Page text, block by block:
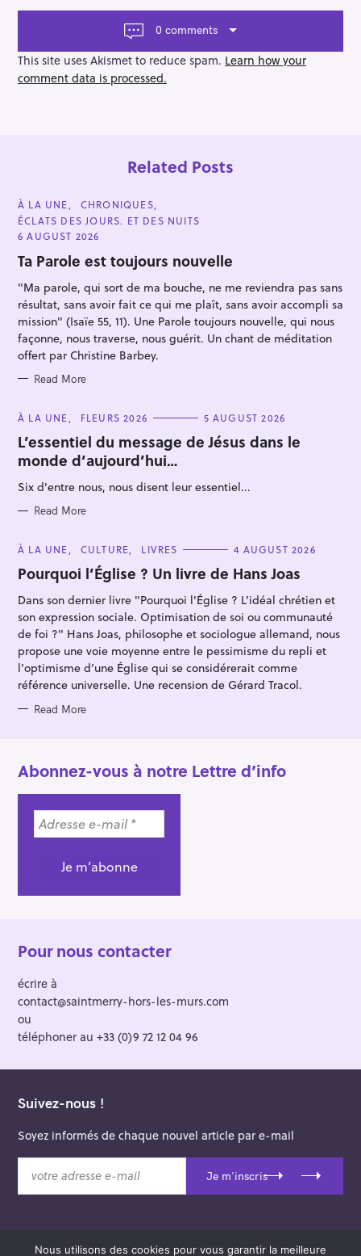
g
t
i
o
0 comments
This site uses Akismet to reduce spam. Learn how your
comment data is processed.
Related Posts
C
A
T
E
O
R
E
À LA UNE
CHRONIQUES
ÉCLATS DES JOURS. ET DES NUITS
6 AUGUST 2026
Ta Parole est toujours nouvelle
"Ma parole, qui sort de ma bouche, ne me reviendra pas sans
résultat, sans avoir fait ce qui me plaît, sans avoir accompli sa
mission" (Isaïe 55, 11). Une Parole toujours nouvelle, qui nous
façonne, nous traverse, nous guérit. Un chant de méditation
offert par Christine Barbey.
Read More
C
T
E
G
O
R
I
S
À LA UNE FLEURS 2026 5 AUGUST 2026
L’essentiel du message de Jésus dans le
monde d’aujourd’hui…
Six d'entre nous, nous disent leur essentiel...
Read More
C
T
E
O
I
E
S
À LA UNE CULTURE LIVRES 4 AUGUST 2026
Pourquoi l’Église ? Un livre de Hans Joas
Dans son dernier livre "Pourquoi l'Église ? L’idéal chrétien et
son expression sociale. Optimisation de soi ou communauté
de foi ?" Hans Joas, philosophe et sociologue allemand, nous
propose une voie moyenne entre le pessimisme du repli et
l’optimisme d’une Église qui se considérerait comme
référence universelle. Une recension de Gérard Tracol.
Read More
Abonnez-vous à notre Lettre d’info
Pour nous contacter
écrire à
contact@saintmerry-hors-les-murs.com
ou
téléphoner au +33 (0)9 72 12 04 96
Suivez-nous !
Soyez informés de chaque nouvel article par e-mail
t
Je m'inscris
Nous utilisons des cookies pour vous garantir la meilleure